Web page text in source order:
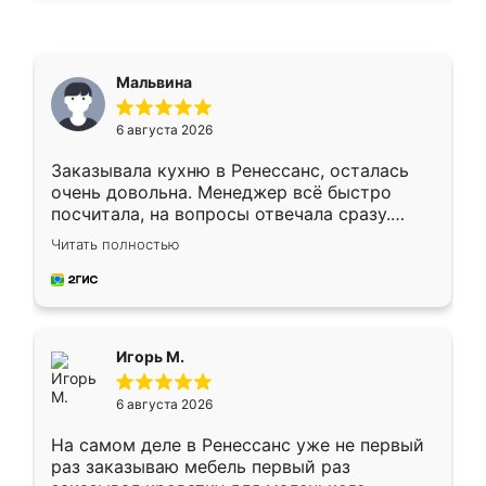
Мальвина
6 августа 2026
Заказывала кухню в Ренессанс, осталась
очень довольна. Менеджер всё быстро
посчитала, на вопросы отвечала сразу.
Замерщик приехал в субботу, подошёл к
делу со всей ответственностью. Собрали
за день, ребята работали аккуратно, даже
Читать полностью
Игорь М.
6 августа 2026
На самом деле в Ренессанс уже не первый
раз заказываю мебель первый раз